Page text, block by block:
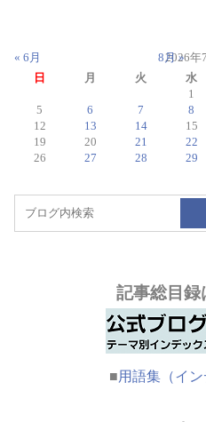
2026年
日
月 火 水
1
5
6 7 8
12
13 14 15
19
20 21 22
26
27 28 29
« 6月 8月 »
記事総目録
■用語集（イン